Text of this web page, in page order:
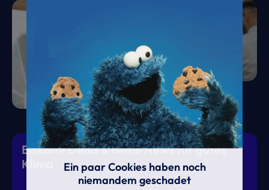
Eiskalte Deals & heiße News für gutes
Klima
Ein paar Cookies haben noch
niemandem geschadet